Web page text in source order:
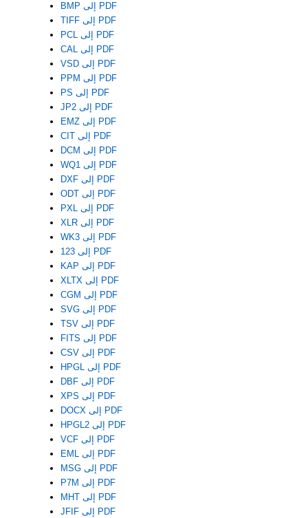
BMP إلى PDF
TIFF إلى PDF
PCL إلى PDF
CAL إلى PDF
VSD إلى PDF
PPM إلى PDF
PS إلى PDF
JP2 إلى PDF
EMZ إلى PDF
CIT إلى PDF
DCM إلى PDF
WQ1 إلى PDF
DXF إلى PDF
ODT إلى PDF
PXL إلى PDF
XLR إلى PDF
WK3 إلى PDF
123 إلى PDF
KAP إلى PDF
XLTX إلى PDF
CGM إلى PDF
SVG إلى PDF
TSV إلى PDF
FITS إلى PDF
CSV إلى PDF
HPGL إلى PDF
DBF إلى PDF
XPS إلى PDF
DOCX إلى PDF
HPGL2 إلى PDF
VCF إلى PDF
EML إلى PDF
MSG إلى PDF
P7M إلى PDF
MHT إلى PDF
JFIF إلى PDF